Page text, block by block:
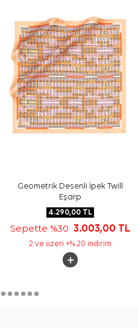
talimatları
elde bakımında
Eşarp Şampuanıtercih
Eşarp ölçüsü nedir?
Geometrik Desenli İpek Twill
Eşarp
4.290,00 TL
Sepette %303.003,00 TL
2 ve üzeri +% 20 indirim